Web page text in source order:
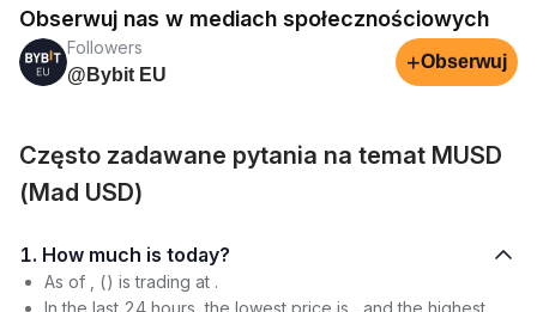
Obserwuj nas w mediach społecznościowych
Followers
@Bybit EU
+Obserwuj
Często zadawane pytania na temat MUSD
(Mad USD)
1. How much is today?
As of , () is trading at .
In the last 24 hours, the lowest price is , and the highest